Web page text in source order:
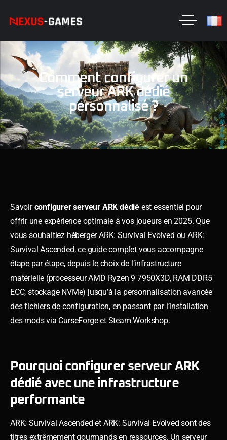
Comment configurer un
serveur ARK dédié
personnalisé ?
Savoirconfigurer serveur ARK dédié est essentiel pour
offrir une expérience optimale à vos joueurs en 2025. Que
vous souhaitiez héberger ARK: Survival Evolved ou ARK:
Survival Ascended, ce guide complet vous accompagne
étape par étape, depuis le choix de l’infrastructure
matérielle (processeur AMD Ryzen 9 7950X3D, RAM DDR5
ECC, stockage NVMe) jusqu’à la personnalisation avancée
des fichiers de configuration, en passant par l’installation
des mods via CurseForge et Steam Workshop.
Pourquoi configurer serveur ARK
dédié avec une infrastructure
performante
ARK: Survival Ascended et ARK: Survival Evolved sont des
titres extrêmement gourmands en ressources. Un serveur